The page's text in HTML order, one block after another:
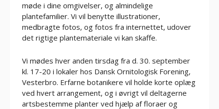
møde i dine omgivelser, og almindelige
plantefamilier. Vi vil benytte illustrationer,
medbragte fotos, og fotos fra internettet, udover
det rigtige plantemateriale vi kan skaffe.
Vi mødes hver anden tirsdag fra d. 30. september
kl. 17-20 i lokaler hos Dansk Ornitologisk Forening,
Vesterbro. Erfarne botanikere vil holde korte oplæg
ved hvert arrangement, og i øvrigt vil deltagerne
artsbestemme planter ved hjælp af floraer og